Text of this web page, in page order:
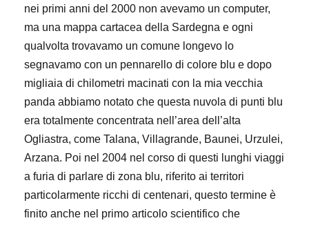
nei primi anni del 2000 non avevamo un computer,
ma una mappa cartacea della Sardegna e ogni
qualvolta trovavamo un comune longevo lo
segnavamo con un pennarello di colore blu e dopo
migliaia di chilometri macinati con la mia vecchia
panda abbiamo notato che questa nuvola di punti blu
era totalmente concentrata nell’area dell’alta
Ogliastra, come Talana, Villagrande, Baunei, Urzulei,
Arzana. Poi nel 2004 nel corso di questi lunghi viaggi
a furia di parlare di zona blu, riferito ai territori
particolarmente ricchi di centenari, questo termine è
finito anche nel primo articolo scientifico che